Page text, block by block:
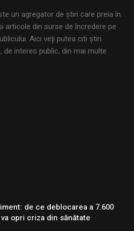
un agregator de ştiri care preia în
din surse de încredere pe
Aici veţi putea citi ştiri
de interes public, din mai multe
de ce deblocarea a 7.600
opri criza din sănătate